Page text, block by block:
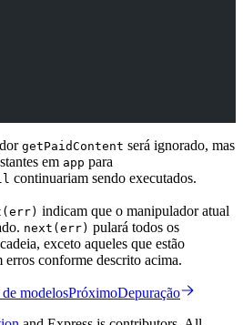
getPaidContent será ignorado, mas
em app para
continuariam sendo executados.
indicam que o manipulador atual
next(err) pulará todos os
exceto aqueles que estão
conforme descrito acima.
modelosPróximoDepuração